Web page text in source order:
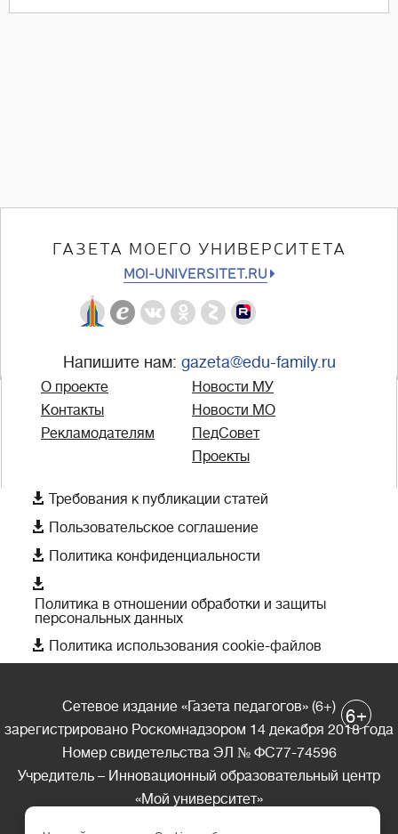
ГАЗЕТА МОЕГО УНИВЕРСИТЕТА
MOI-UNIVERSITET.RU
Напишите нам: gazeta@edu-family.ru
О проекте
Контакты
Рекламодателям
Новости МУ
Новости МО
ПедСовет
Проекты
 Требования к публикации статей
 Пользовательское соглашение
 Политика конфиденциальности

Политика в отношении обработки и защиты
персональных данных
 Политика использования cookie-файлов
Сетевое издание «Газета педагогов» (6+)
зарегистрировано Роскомнадзором 14 декабря 2018 года
Номер свидетельства ЭЛ № ФС77-74596
Учредитель – Инновационный образовательный центр
«Мой университет»
6+